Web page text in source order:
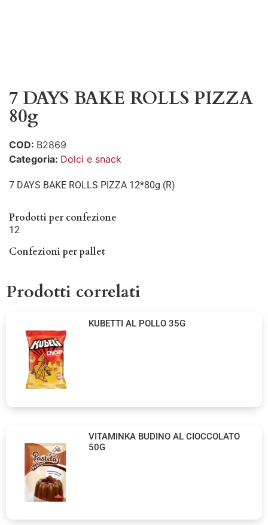
7 DAYS BAKE ROLLS PIZZA
80g
COD: B2869
Categoria: Dolci e snack
7 DAYS BAKE ROLLS PIZZA 12*80g (R)
Prodotti per confezione
12
Confezioni per pallet
Prodotti correlati
KUBETTI AL POLLO 35G
VITAMINKA BUDINO AL CIOCCOLATO
50G